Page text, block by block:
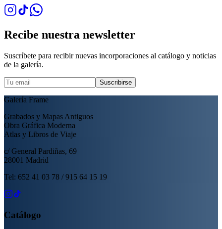
Recibe nuestra newsletter
Suscríbete para recibir nuevas incorporaciones al catálogo y noticias
de la galería.
Suscribirse
Galería Frame
Grabados y Mapas Antiguos
Obra Gráfica Moderna
Atlas y Libros de Viaje
c/ General Pardiñas, 69
28001 Madrid
Tel: 652 41 03 78 / 915 64 15 19
Catálogo